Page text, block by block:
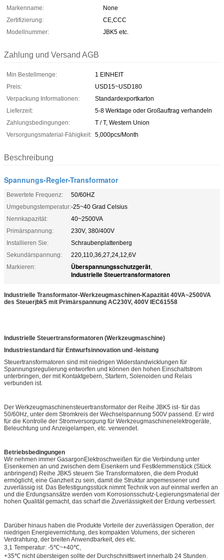
Markenname:
None
Zertifizierung:
CE,CCC
Modellnummer:
JBK5 etc.
Zahlung und Versand AGB
Min Bestellmenge:
1 EINHEIT
Preis:
USD15~USD180
Verpackung Informationen:
Standardexportkarton
Lieferzeit:
5-8 Werktage oder Großauftrag verhandeln
Zahlungsbedingungen:
T / T, Western Union
Versorgungsmaterial-Fähigkeit: 5,000pcs/Month
Beschreibung
Spannungs-Regler-Transformator
Bewertete Frequenz:
50/60HZ
Umgebungstemperatur:-25~40 Grad Celsius
Nennkapazität:
40~2500VA
Primärspannung:
230V, 380/400V
Installieren Sie:
Schraubenplattenberg
Sekundärspannung:
220,110,36,27,24,12,6V
Markieren:
Überspannungsschutzgerät,
Industrielle Steuertransformatoren
Industrielle Transformator-Werkzeugmaschinen-Kapazität 40VA~2500VA
des Steuerjbk5 mit Primärspannung AC230V, 400V IEC61558
Industrielle Steuertransformatoren (Werkzeugmaschine)
Industriestandard für Entwurfsinnovation und -leistung
Steuertransformatoren sind mit niedrigen Widerstandwicklungen für
Spannungsregulierung entworfen und können den hohen Einschaltstrom
unterbringen, der mit Kontaktgebern, Startern, Solenoiden und Relais
verbunden ist.
Der Werkzeugmaschinensteuertransformator der Reihe JBK5 ist- für das
50/60Hz, unter dem Stromkreis der Wechselspannung 500V passend. Er wird
für die Kontrolle der Stromversorgung für Werkzeugmaschinenelektrogeräte,
Beleuchtung und Anzeigelampen, etc. verwendet.
Betriebsbedingungen
Wir nehmen immer GasargonElektroschweißen für die Verbindung unter
Eisenkernen an und zwischen dem Eisenkern und Festklemmenstück (Stück
anbringend) Reihe JBK5 steuern Sie Transformatoren, die dem Produkt
ermöglicht, eine Ganzheit zu sein, damit die Struktur angemessener und
zuverlässig ist. Das Befestigungsstück nimmt Technik von auf einmal werfen an
und die Erdungsansätze werden vom Korrosionsschutz-Legierungsmaterial der
hohen Qualität gemacht, das scharf die Zuverlässigkeit der Erdung verbessert.
Darüber hinaus haben die Produkte Vorteile der zuverlässigen Operation, der
niedrigen Energievernichtung, des kompakten Volumens, der sicheren
Verdrahtung, der breiten Anwendbarkeit, des etc.
3,1 Temperatur: -5℃~+40℃,
+35℃ nicht übersteigen sollte der Durchschnittswert innerhalb 24 Stunden.